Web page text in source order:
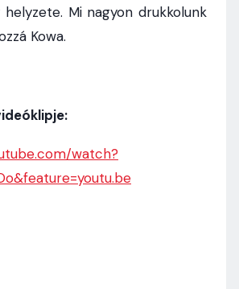
helyzete. Mi nagyon drukkolunk
Kowa.
watch?